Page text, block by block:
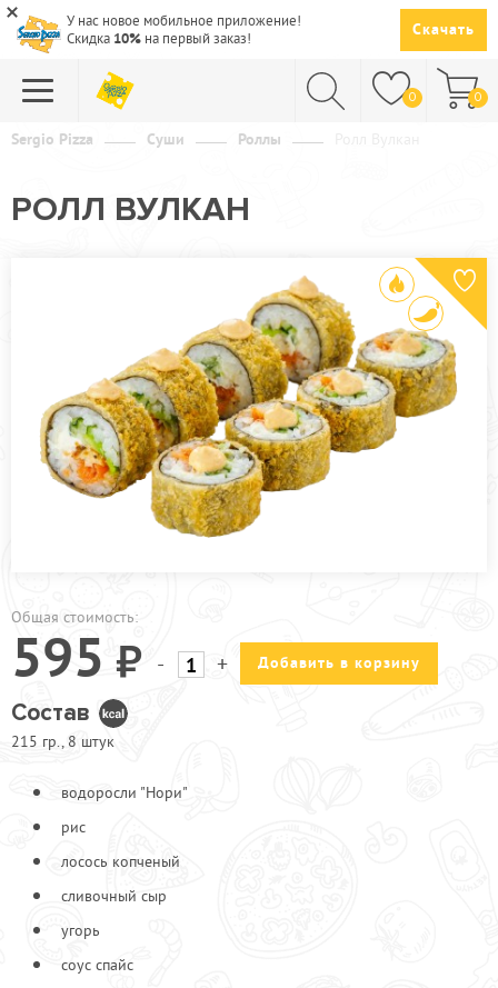
У нас новое мобильное приложение!
Скидка 10% на первый заказ! Скачать
0 0
СУШИ
ПАСТА
ГОРЯЧЕЕ
СУПЫ
НАПИТКИ
ДЕСЕРТЫ
ПРОЧЕЕ
Sergio Pizza Суши Роллы
РОЛЛ ВУЛКАН
Общая стоимость:
595 - + Добавить в корзину
Состав
215 гр., 8 штук
водоросли "Нори"
рис
лосось копченый
сливочный сыр
угорь
соус спайс